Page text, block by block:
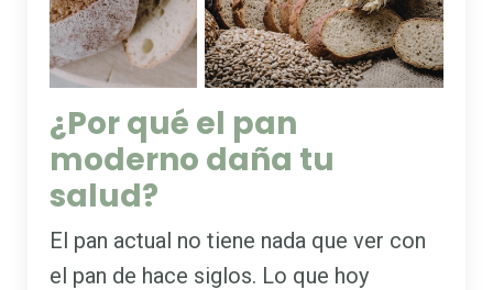
¿Por qué el pan
moderno daña tu
salud?
El pan actual no tiene nada que ver con
el pan de hace siglos. Lo que hoy